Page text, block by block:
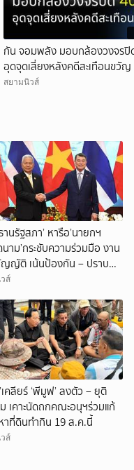
กัน จอมพลัง มอบกล้องวงจรปิ
อุดจุดเสี่ยงหลังคดีสะเทือนขวัญ
สยามนิวส์
านรัฐสภา’ หารือ’นายกฯ
นาม’กระชับความร่วมมือ งาน
ญัติ เน้นป้องกัน – ปราบ
าเสพติด
ส์
เคลียร์ ‘พีมูฟ’ ลงตัว – ยุติ
เคาะนัดถกคณะอนุฯร่วมแก้
ที่ดินทำกิน 19 ส.ค.นี้
ส์